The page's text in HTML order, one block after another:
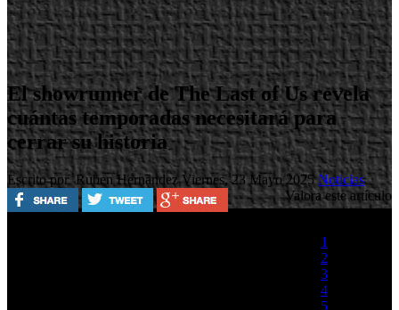
El showrunner de The Last of Us revela
cuántas temporadas necesitará para
cerrar su historia
Escrito por Ruben HernandezViernes, 23 Mayo 2025Noticias
Valora este artículo
1
2
3
4
5